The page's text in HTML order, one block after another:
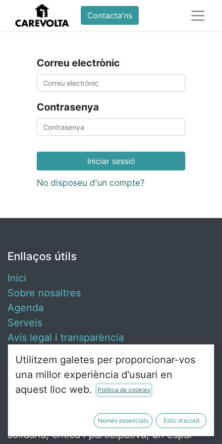
Contacta'ns
Correu electrònic
Contrasenya
Iniciar sessió
No disposeu d'un compte?
Enllaços útils
Inici
Sobre nosaltres
Agenda
Serveis
Avís legal i transparència
Sobre nosaltres
Ca Revolta és un punt de trobada de gent
solidària, crítica i participativa, un espai
Utilitzem galetes per proporcionar-vos
una millor experiència d'usuari en
aquest lloc web.
Política de cookies
Només essencials Estic d'acord